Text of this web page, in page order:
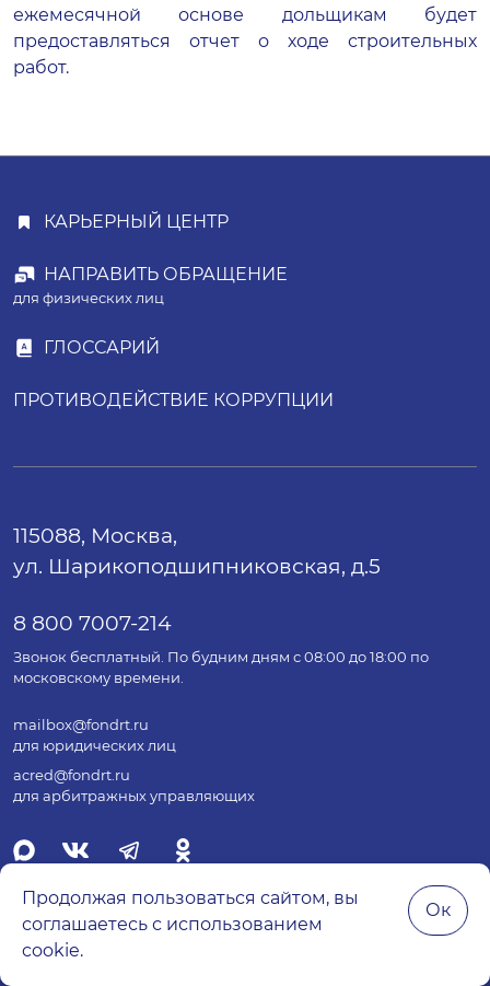
ежемесячной основе дольщикам будет
предоставляться отчет о ходе строительных
работ.
КАРЬЕРНЫЙ ЦЕНТР
НАПРАВИТЬ ОБРАЩЕНИЕ
для физических лиц
ГЛОССАРИЙ
ПРОТИВОДЕЙСТВИЕ КОРРУПЦИИ
115088, Москва,
ул. Шарикоподшипниковская, д.5
8 800 7007-214
Звонок бесплатный. По будним дням с 08:00 до 18:00 по
московскому времени.
mailbox@fondrt.ru
для юридических лиц
acred@fondrt.ru
для арбитражных управляющих
© 2026 Все права защищены.
Продолжая пользоваться сайтом, вы
соглашаетесь с использованием
cookie.
Ок